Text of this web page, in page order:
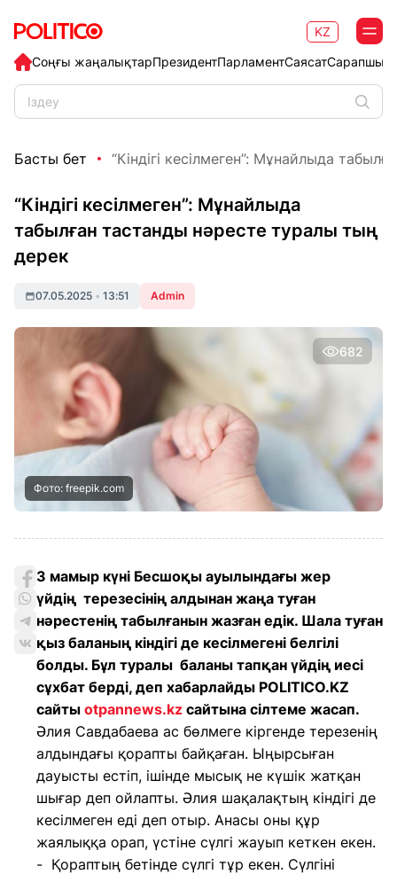
Соңғы жаңалықтарПрезидентПарламентСаясат
KZ
Басты бет “Кіндігі кесілмеген”: Мұнайлыда
“Кіндігі кесілмеген”: Мұнайлыда
табылған тастанды нәресте туралы тың
дерек
07.05.2025 • 13:51 Admin
682
Фото: freepik.com
3 мамыр күні Бесшоқы ауылындағы жер
үйдің терезесінің алдынан жаңа туған
нәрестенің табылғанын жазған едік. Шала туған
қыз баланың кіндігі де кесілмегені белгілі
болды. Бұл туралы баланы тапқан үйдің иесі
сұхбат берді, деп хабарлайды POLITICO.KZ
сайты otpannews.kz сайтына сілтеме жасап.
Әлия Савдабаева ас бөлмеге кіргенде терезенің
алдындағы қорапты байқаған. Ыңырсыған
дауысты естіп, ішінде мысық не күшік жатқан
шығар деп ойлапты. Әлия шақалақтың кіндігі де
кесілмеген еді деп отыр. Анасы оны құр
жаялыққа орап, үстіне сүлгі жауып кеткен екен.
- Қораптың бетінде сүлгі тұр екен. Сүлгіні